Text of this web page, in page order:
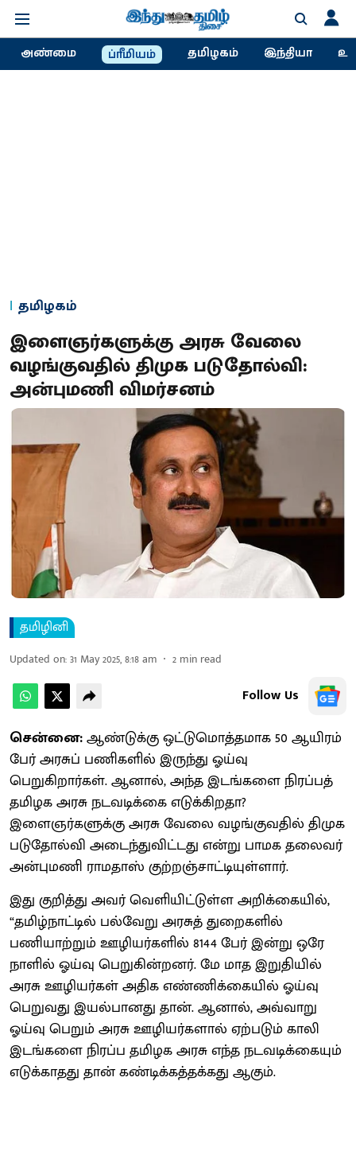
அண்மை ப்ரீமியம் தமிழகம் இந்தியா
தமிழகம்
இளைஞர்களுக்கு அரசு வேலை
வழங்குவதில் திமுக படுதோல்வி:
அன்புமணி விமர்சனம்
தமிழினி
Updated on:31 May 2025, 8:18 am 2 min read
Follow Us
சென்னை:ஆண்டுக்கு ஒட்டுமொத்தமாக 50 ஆயிரம்
பேர் அரசுப் பணிகளில் இருந்து ஓய்வு
பெறுகிறார்கள். ஆனால், அந்த இடங்களை நிரப்பத்
தமிழக அரசு நடவடிக்கை எடுக்கிறதா?
இளைஞர்களுக்கு அரசு வேலை வழங்குவதில் திமுக
படுதோல்வி அடைந்துவிட்டது என்று பாமக தலைவர்
அன்புமணி ராமதாஸ் குற்றஞ்சாட்டியுள்ளார்.
இது குறித்து அவர் வெளியிட்டுள்ள அறிக்கையில்,
“தமிழ்நாட்டில் பல்வேறு அரசுத் துறைகளில்
பணியாற்றும் ஊழியர்களில் 8144 பேர் இன்று ஒரே
நாளில் ஓய்வு பெறுகின்றனர். மே மாத இறுதியில்
அரசு ஊழியர்கள் அதிக எண்ணிக்கையில் ஓய்வு
பெறுவது இயல்பானது தான். ஆனால், அவ்வாறு
ஓய்வு பெறும் அரசு ஊழியர்களால் ஏற்படும் காலி
இடங்களை நிரப்ப தமிழக அரசு எந்த நடவடிக்கையும்
எடுக்காதது தான் கண்டிக்கத்தக்கது ஆகும்.